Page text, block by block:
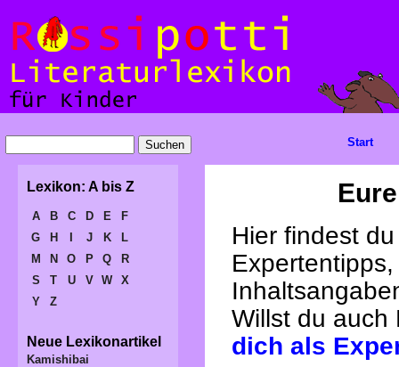
Hier findest
Willst du
dich als
Start
Lexikon: A bis Z
A B C D E
F
G
H J K
L
M
N O P Q
R
S
T U V W
X
Y
Z
Neue Lexikonartikel
Kamishibai